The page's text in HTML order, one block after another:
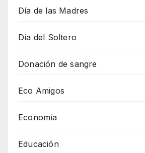
Día de las Madres
Día del Soltero
Donación de sangre
Eco Amigos
Economía
Educación